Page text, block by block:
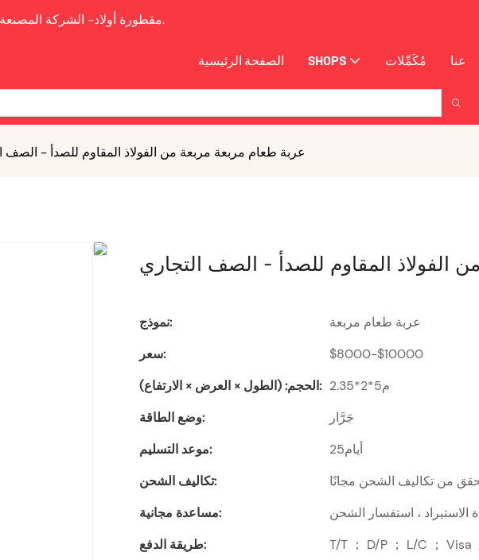
مقطورة أولاد- الشركة 2009.
الصفحة الرئيسية SHOPS مُكَمِّلات عنا
عربة طعام مربعة مربعة من الفولاذ المقاوم للصدأ - الصف
الفولاذ المقاوم للصدأ - الصف التجاري
نموذج:
عربة طعام مربعة
سعر:
$8000-$10000
الحجم: (الطول × العرض × الارتفاع):
م5*2*2.35
وضع الطاقة:
جَرَّار
موعد التسليم:
أيام25
تكاليف الشحن:
من تكاليف الشحن مجانًا
مساعدة مجانية:
الاستيراد ، استفسار الشحن
طريقة الدفع: